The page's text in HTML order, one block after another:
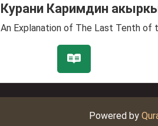
Курани Каримдин
An Explanation of The Last Tenth of
Powered by